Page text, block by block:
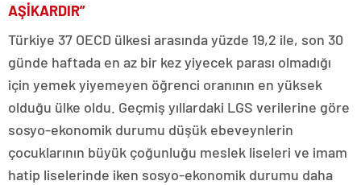
AŞİKARDIR”
Türkiye 37 OECD ülkesi arasında yüzde 19,2 ile, son 30
günde haftada en az bir kez yiyecek parası olmadığı
için yemek yiyemeyen öğrenci oranının en yüksek
olduğu ülke oldu. Geçmiş yıllardaki LGS verilerine göre
sosyo-ekonomik durumu düşük ebeveynlerin
çocuklarının büyük çoğunluğu meslek liseleri ve imam
hatip liselerinde iken sosyo-ekonomik durumu daha